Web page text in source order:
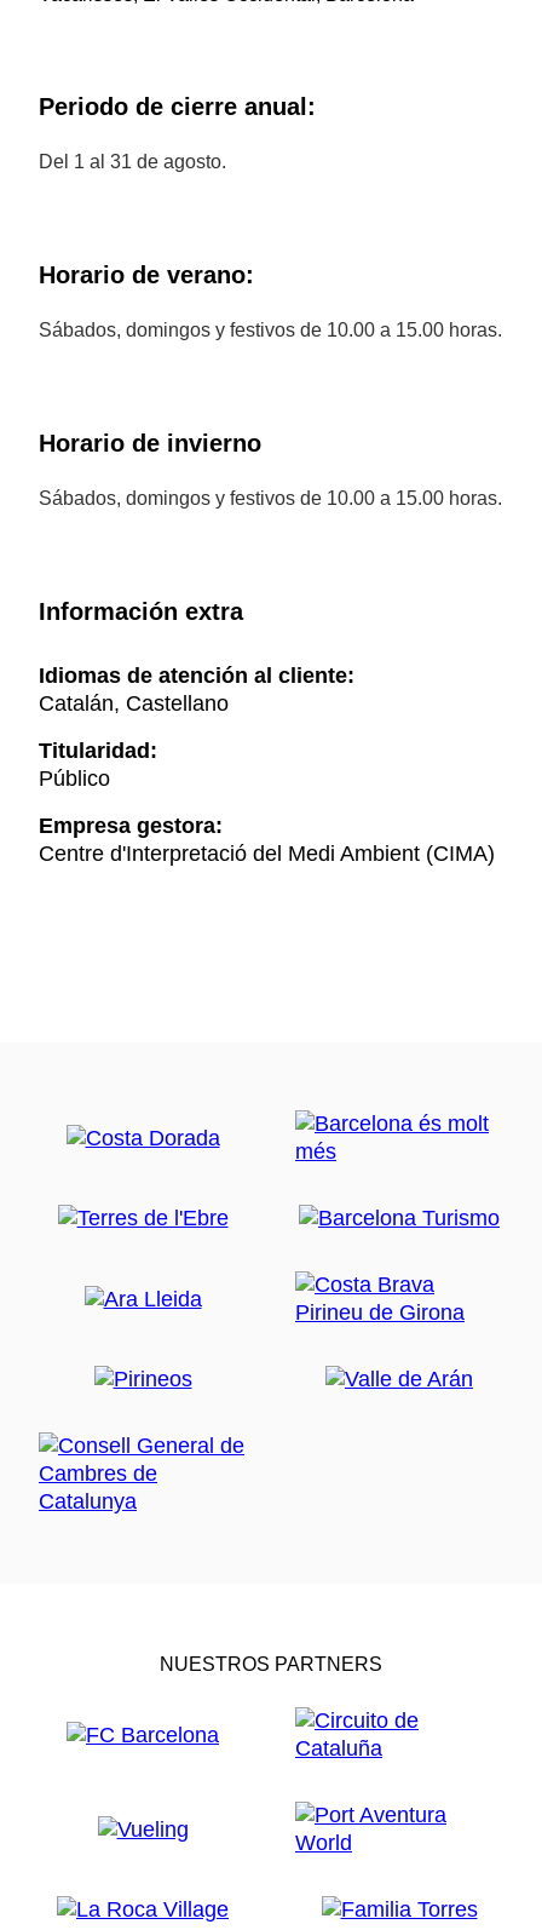
Periodo de cierre anual:
Del 1 al 31 de agosto.
Horario de verano:
Sábados, domingos y festivos de 10.00 a 15.00 horas.
Horario de invierno
Sábados, domingos y festivos de 10.00 a 15.00 horas.
Información extra
Idiomas de atención al cliente:
Catalán, Castellano
Titularidad:
Público
Empresa gestora:
Centre d'Interpretació del Medi Ambient (CIMA)
NUESTROS PARTNERS